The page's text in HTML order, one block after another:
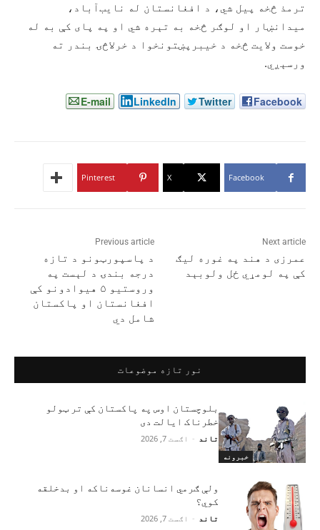
ترمذ څخه پیل شي، د افغانستان له نایب‌آباد،
میدانښار او لوګر څخه به تېره شي او په پای کې به له
خوست ولایت څخه د خیبرپښتونخوا د خرلاڅۍ بندر ته
ورسېږي.
Facebook
Twitter
LinkedIn
E-mail
Facebook
X
Pinterest
Previous article
د پاسپورټونو د تازه
درجه بندۍ د لېست په
وروستیو ۵ هیوادونو کې
افغانستان او پاکستان
شامل دي
Next article
عمرزی د هند په غوره لیګ
کې په لومړي ځل ولوبېد
نور تازه موضوعات
خبرونه
بلوچستان اوس په پاکستان کې تر ټولو
خطرناک ایالت دی
تاند - اګست 7, 2026
ولې ګرمي انسانان غوسه‌ناکه او بدخلقه
کوي؟
تاند - اګست 7, 2026